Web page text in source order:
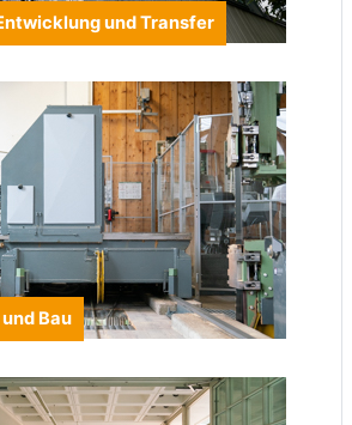
und Transfer
Bau